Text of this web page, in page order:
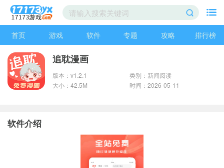
首页 游戏 软件 专题 攻略 排行榜
追耽漫画
版本：v1.2.1
类别：新闻阅读
大小：42.5M
时间：2026-05-11
软件介绍